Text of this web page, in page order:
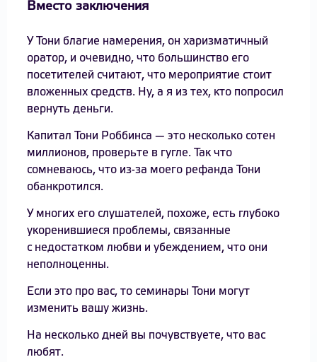
Вместо заключения
У Тони благие намерения, он харизматичный
оратор, и очевидно, что большинство его
посетителей считают, что мероприятие стоит
вложенных средств. Ну, а я из тех, кто попросил
вернуть деньги.
Капитал Тони Роббинса — это несколько сотен
миллионов, проверьте в гугле. Так что
сомневаюсь, что из-за моего рефанда Тони
обанкротился.
У многих его слушателей, похоже, есть глубоко
укоренившиеся проблемы, связанные
с недостатком любви и убеждением, что они
неполноценны.
Если это про вас, то семинары Тони могут
изменить вашу жизнь.
На несколько дней вы почувствуете, что вас
любят.